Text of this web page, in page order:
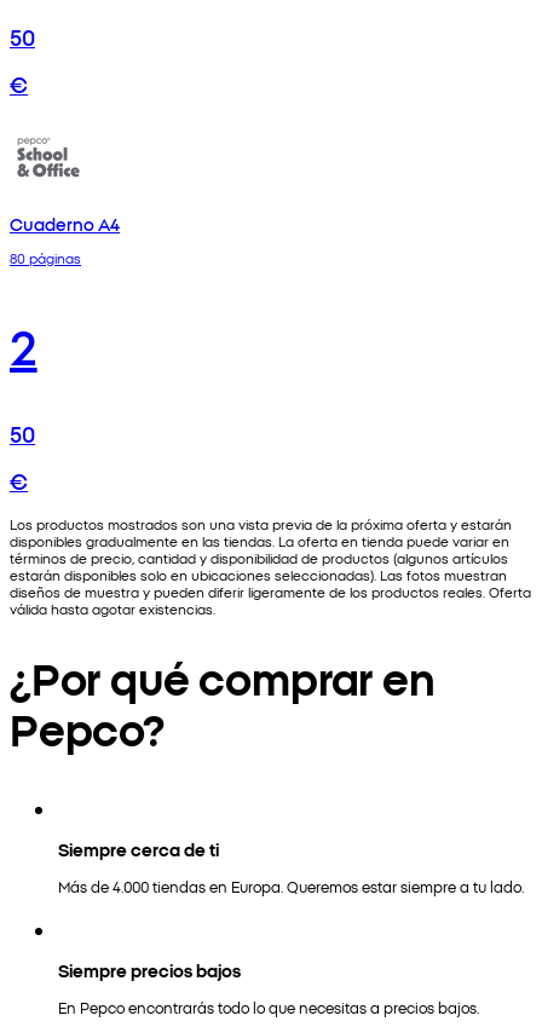
50
€
Cuaderno A4
80 páginas
2
50
€
Los productos mostrados son una vista previa de la próxima oferta y estarán
disponibles gradualmente en las tiendas. La oferta en tienda puede variar en
términos de precio, cantidad y disponibilidad de productos (algunos artículos
estarán disponibles solo en ubicaciones seleccionadas). Las fotos muestran
diseños de muestra y pueden diferir ligeramente de los productos reales. Oferta
válida hasta agotar existencias.
¿Por qué comprar en
Pepco?
Siempre cerca de ti
Más de 4.000 tiendas en Europa. Queremos estar siempre a tu lado.
Siempre precios bajos
En Pepco encontrarás todo lo que necesitas a precios bajos.